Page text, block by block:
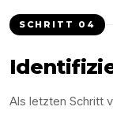
SCHRITT 04
Als letzten Schritt